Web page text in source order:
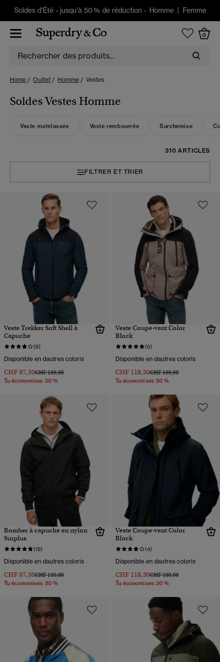
Soldes d'Été -jusqu'à 50 % de réduction - Homme| Femme
0
Home Outlet Homme Vestes
Soldes Vestes Homme
Veste matelassée Veste rembourrée Surchemise
310 ARTICLES
FILTRER ET TRIER
Veste Trekker Soft Shell à
Capuche
(8)
Disponible en dautres coloris
CHF 97,30Prix réduit de
CHF 139,00à
Tu économises 30 %
Veste Coupe-vent Color
Block
(6)
Disponible en dautres coloris
CHF 118,30Prix réduit de
CHF 169,00à
Tu économises 30 %
Bomber à capuche en nylon
Surplus
(19)
Disponible en dautres coloris
CHF 97,30Prix réduit de
CHF 139,00à
Tu économises 30 %
Veste Coupe-vent Color
Block
(4)
Disponible en dautres coloris
CHF 118,30Prix réduit de
CHF 169,00à
Tu économises 30 %